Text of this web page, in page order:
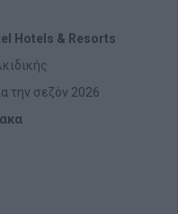
Hotels & Resorts
την σεζόν 2026